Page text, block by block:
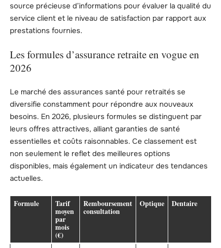
source précieuse d’informations pour évaluer la qualité du
service client et le niveau de satisfaction par rapport aux
prestations fournies.
Les formules d’assurance retraite en vogue en
2026
Le marché des assurances santé pour retraités se
diversifie constamment pour répondre aux nouveaux
besoins. En 2026, plusieurs formules se distinguent par
leurs offres attractives, alliant garanties de santé
essentielles et coûts raisonnables. Ce classement est
non seulement le reflet des meilleures options
disponibles, mais également un indicateur des tendances
actuelles.
Formule Tarif
moyen
par
mois
(€)
Remboursement
consultation
Optique Dentaire